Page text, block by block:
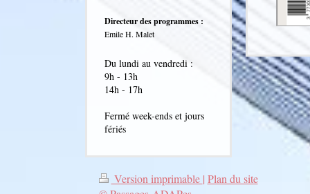
Directeur des programmes :
Emile H. Malet
Du lundi au vendredi :
9h - 13h
14h - 17h
Fermé week-ends et jours
fériés
Version imprimable | Plan du site